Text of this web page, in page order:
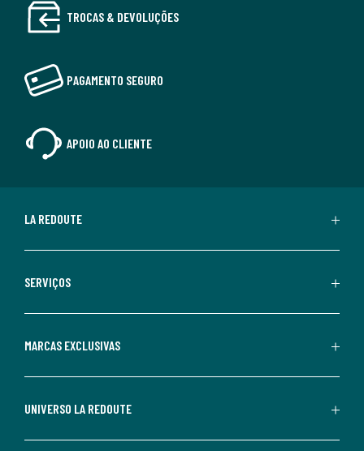
TROCAS & DEVOLUÇÕES
PAGAMENTO SEGURO
APOIO AO CLIENTE
LA REDOUTE
SERVIÇOS
MARCAS EXCLUSIVAS
UNIVERSO LA REDOUTE